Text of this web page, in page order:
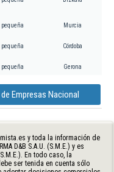
pequeña Murcia
pequeña Córdoba
pequeña Gerona
Empresas Nacional
y toda la información de
D&B S.A.U. (S.M.E.) y es
En todo caso, la
ser tenida en cuenta sólo